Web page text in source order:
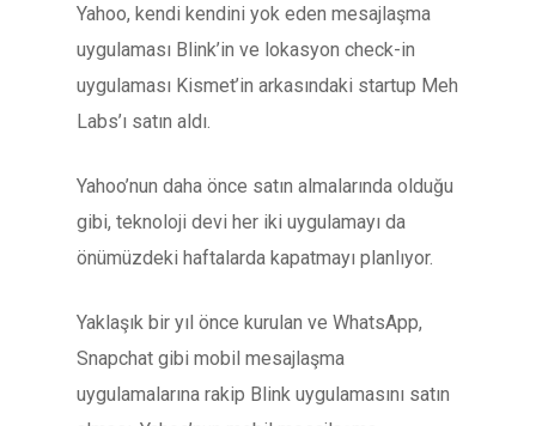
Yahoo, kendi kendini yok eden mesajlaşma
uygulaması Blink’in ve lokasyon check-in
uygulaması Kismet’in arkasındaki startup Meh
Labs’ı satın aldı.
Yahoo’nun daha önce satın almalarında olduğu
gibi, teknoloji devi her iki uygulamayı da
önümüzdeki haftalarda kapatmayı planlıyor.
Yaklaşık bir yıl önce kurulan ve WhatsApp,
Snapchat gibi mobil mesajlaşma
uygulamalarına rakip Blink uygulamasını satın